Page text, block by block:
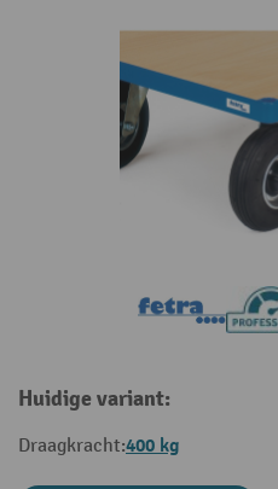
Huidige variant:
Draagkracht:400 kg